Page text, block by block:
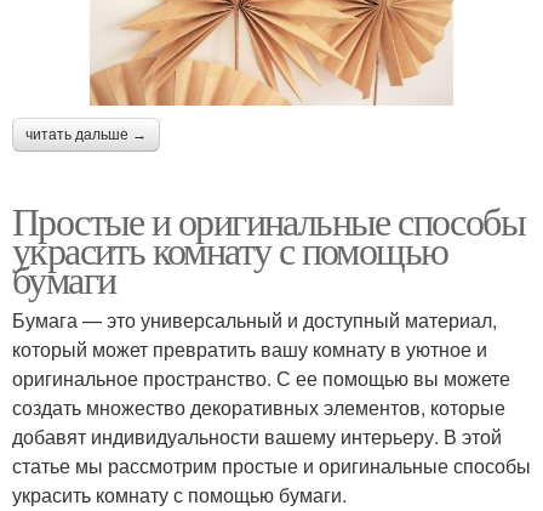
читать дальше →
Простые и оригинальные способы
украсить комнату с помощью
бумаги
Бумага — это универсальный и доступный материал,
который может превратить вашу комнату в уютное и
оригинальное пространство. С ее помощью вы можете
создать множество декоративных элементов, которые
добавят индивидуальности вашему интерьеру. В этой
статье мы рассмотрим простые и оригинальные способы
украсить комнату с помощью бумаги.